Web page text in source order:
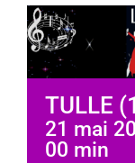
TULLE
21 mai
00 min